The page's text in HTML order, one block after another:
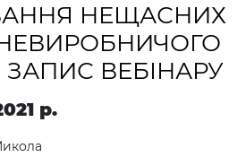
НЕЩАСНИХ
ЗАПИС ВЕБІНАРУ
р.